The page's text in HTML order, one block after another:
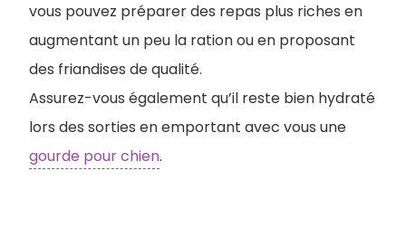
vous pouvez préparer des repas plus riches en
augmentant un peu la ration ou en proposant
des friandises de qualité.
Assurez-vous également qu’il reste bien hydraté
lors des sorties en emportant avec vous une
gourde pour chien.